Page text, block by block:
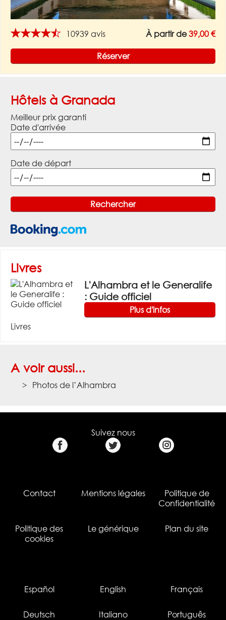
★★★★★ 10939 avis À partir de39,00 €
Réserver
Hôtels à Granada
Meilleur prix garanti
Date d'arrivée
Date de départ
Livres
L'Alhambra et le Generalife
: Guide officiel
Plus d'infos
Livres
A voir aussi...
Photos de l’Alhambra
Suivez nous
Contact Mentions légales
Politique de
Confidentialité
Politique des
cookies
Le générique Plan du site
Español English Français
Deutsch Italiano Português